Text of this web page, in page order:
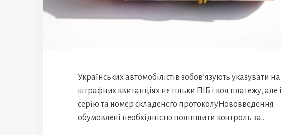
Українських автомобілістів зобов’язують указувати на
штрафних квитанціях не тільки ПІБ і код платежу, але і
серію та номер складеного протоколуНововведення
обумовлені необхідністю поліпшити контроль за…